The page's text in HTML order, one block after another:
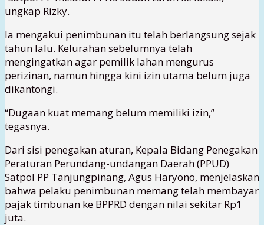
ungkap Rizky.
Ia mengakui penimbunan itu telah berlangsung sejak
tahun lalu. Kelurahan sebelumnya telah
mengingatkan agar pemilik lahan mengurus
perizinan, namun hingga kini izin utama belum juga
dikantongi.
“Dugaan kuat memang belum memiliki izin,”
tegasnya.
Dari sisi penegakan aturan, Kepala Bidang Penegakan
Peraturan Perundang-undangan Daerah (PPUD)
Satpol PP Tanjungpinang, Agus Haryono, menjelaskan
bahwa pelaku penimbunan memang telah membayar
pajak timbunan ke BPPRD dengan nilai sekitar Rp1
juta.